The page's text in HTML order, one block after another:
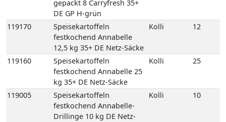
Speisekartoffeln
festkochend Annabelle 25
kg 35+ DE Netz-Säcke
Speisekartoffeln
festkochend Annabelle-
Drillinge 10 kg DE Netz-
Säcke
Speisekartoffeln
festkochend Drillinge
Neue Ernte 10 kg 18/35 FR
Karton